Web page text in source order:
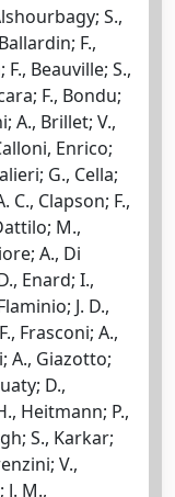
S.,
F.,
Beauville; S.,
F., Bondu;
A., Brillet; V.,
Enrico;
G., Cella;
C., Clapson; F.,
M.,
A., Di
Enard; I.,
J. D.,
Frasconi; A.,
A., Giazotto;
D.,
Heitmann; P.,
S., Karkar;
V.,
M.,